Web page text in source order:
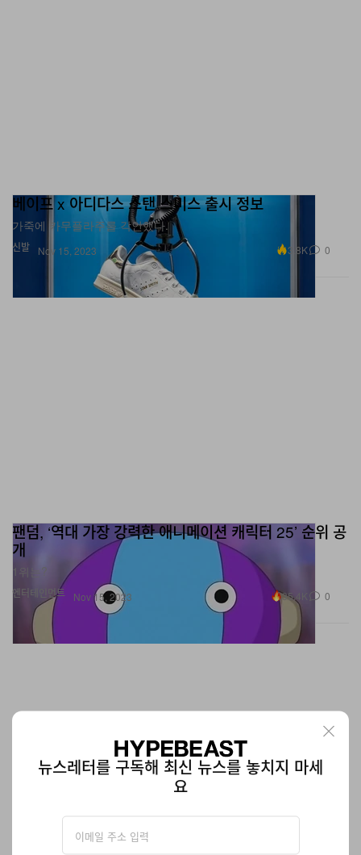
신발
베이프 x 아디다스 스탠 스미스 출시 정보
가죽에 카무플라주를 각인했다.
Nov 15, 2023 3.8K 0
엔터테인먼트
팬덤, ‘역대 가장 강력한 애니메이션 캐릭터 25’ 순위 공
개
1위는?
Nov 15, 2023 35.4K 0
뉴스레터를 구독해 최신 뉴스를 놓치지 마세
요